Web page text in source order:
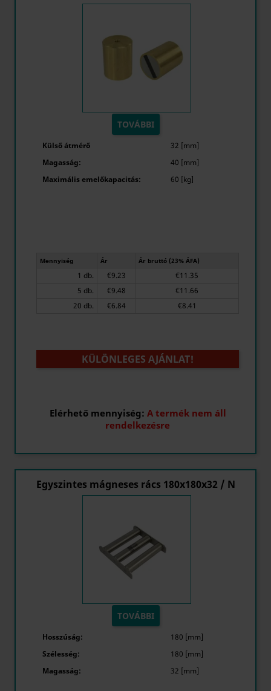
TOVÁBBI
Külső átmérő
32 [mm]
Magasság:
40 [mm]
Maximális emelőkapacitás:
60 [kg]
Mennyiség Ár Ár bruttó (23% ÁFA)
1 db. €9.23
€11.35
5 db.
€9.48
€11.66
20 db.
€6.84 €8.41
KÜLÖNLEGES AJÁNLAT!
Elérhető mennyiség: A termék nem áll
rendelkezésre
Egyszintes mágneses rács 180x180x32 / N
TOVÁBBI
Hosszúság:
180 [mm]
Szélesség:
180 [mm]
Magasság:
32 [mm]